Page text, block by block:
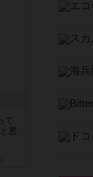
て
悪